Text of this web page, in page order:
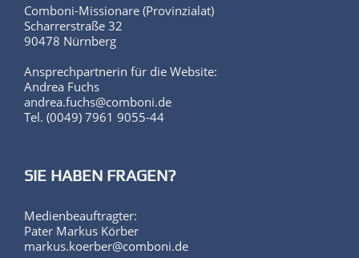
Comboni-Missionare (Provinzialat)
Scharrerstraße 32
90478 Nürnberg
Ansprechpartnerin für die Website:
Andrea Fuchs
andrea.fuchs@comboni.de
Tel. (0049) 7961 9055-44
SIE HABEN FRAGEN?
Medienbeauftragter:
Pater Markus Körber
markus.koerber@comboni.de